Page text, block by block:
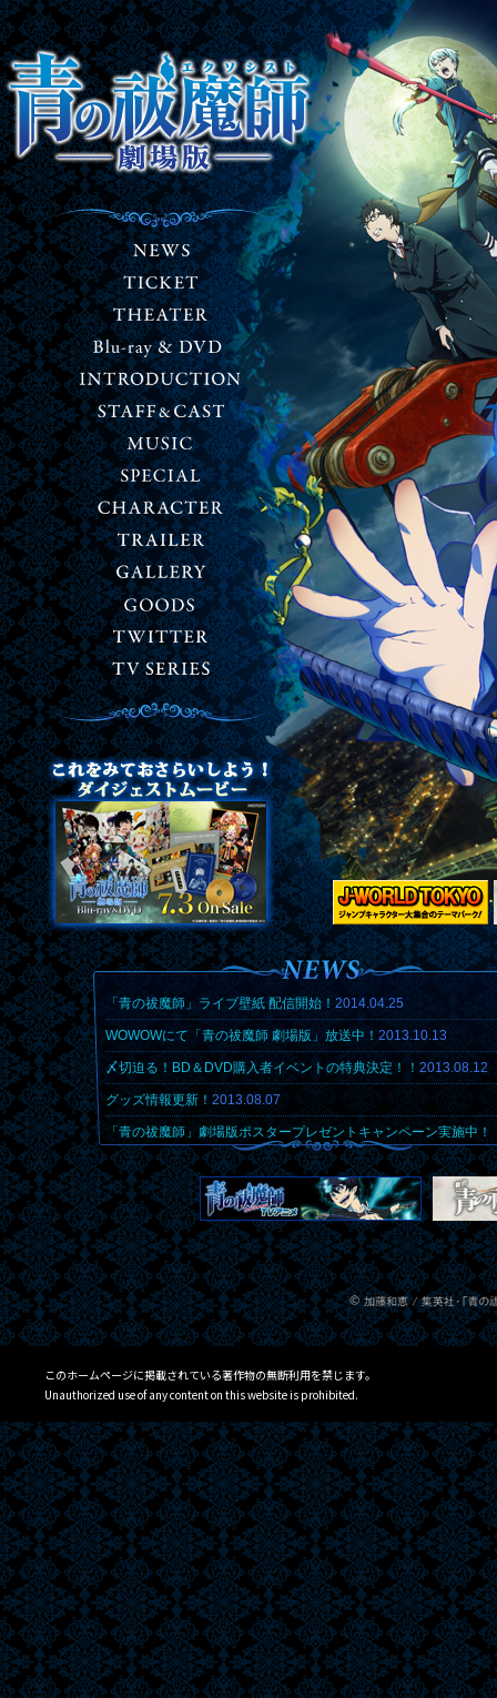
「青の祓魔師」ライブ壁紙 配信開始！ 2014.04.25
WOWOWにて「青の祓魔師 劇場版」放送中！ 2013.10.13
〆切迫る！BD＆DVD購入者イベントの特典決定！！ 2013.08.12
グッズ情報更新！ 2013.08.07
「青の祓魔師」劇場版ポスタープレゼントキャンペーン実施中！
2013.07.02
貴重なコラボ色紙を抽選で1名様にプレゼント！2013.07.01
これをみておさらいしよう！「青の祓魔師」劇場版ダイジェスト
ー公開！2013.06.21
Blu-ray&DVD店舗別購入特典完成イラスト更新 2013.06.18
BD&DVD TVスポット キャラクターバージョン公開！2013.06.08
「青の祓魔師 Plugless」ジャケット公開＆試聴スタート！
このホームページに掲載されている著作物の無断利用を禁じます。
Unauthorized use of any content on this website is prohibited.